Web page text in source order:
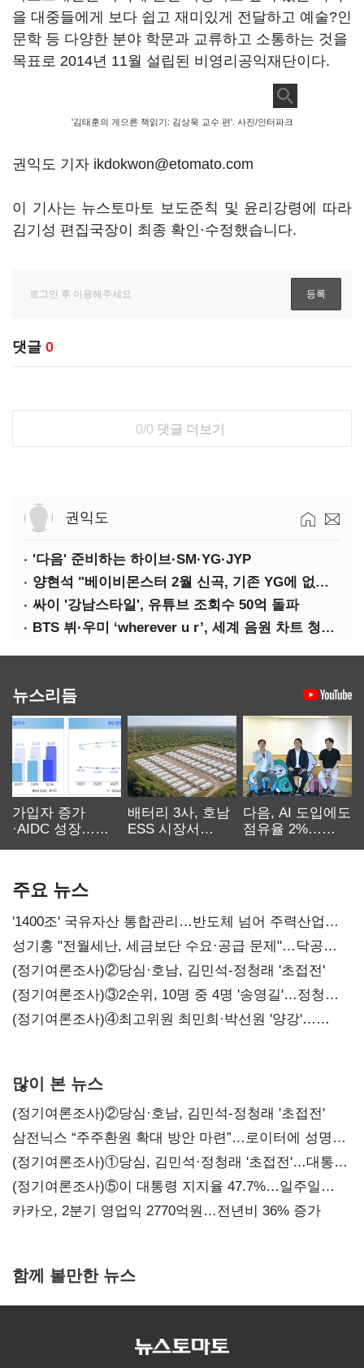
을 대중들에게 보다 쉽고 재미있게 전달하고 예술?인
문학 등 다양한 분야 학문과 교류하고 소통하는 것을
목표로 2014년 11월 설립된 비영리공익재단이다.
'김태훈의 게으른 책읽기: 김상욱 교수 편'. 사진/인터파크
권익도 기자 ikdokwon@etomato.com
이 기사는 뉴스토마토 보도준칙 및 윤리강령에 따라
김기성 편집국장이 최종 확인·수정했습니다.
댓글 0
0/0 댓글 더보기
권익도
'다음' 준비하는 하이브·SM·YG·JYP
양현석 "베이비몬스터 2월 신곡, 기존 YG에 없던 노래"
싸이 '강남스타일', 유튜브 조회수 50억 돌파
BTS 뷔·우미 ‘wherever u r’, 세계 음원 차트 청신호
뉴스리듬
가입자 증가
·AIDC 성장…
배터리 3사, 호남
ESS 시장서
다음, AI 도입에도
점유율 2%…
주요 뉴스
'1400조' 국유자산 통합관리…반도체 넘어 주력산업
구조혁신
성기홍 "전월세난, 세금보단 수요·공급 문제"…닥공
시사
(정기여론조사)②당심·호남, 김민석-정청래 '초접전'
(정기여론조사)③2순위, 10명 중 4명 '송영길'…정청래
'한 자릿수'
(정기여론조사)④최고위원 최민희·박선원 '양강'…
많이 본 뉴스
(정기여론조사)②당심·호남, 김민석-정청래 '초접전'
삼전닉스 “주주환원 확대 방안 마련”…로이터에 성명
보내
(정기여론조사)①당심, 김민석·정청래 '초접전'…대통령
지지도 '50% 아래로'(종합)
(정기여론조사)⑤이 대통령 지지율 47.7%…일주일
만에 다시 40%대
카카오, 2분기 영업익 2770억원…전년비 36% 증가
함께 볼만한 뉴스